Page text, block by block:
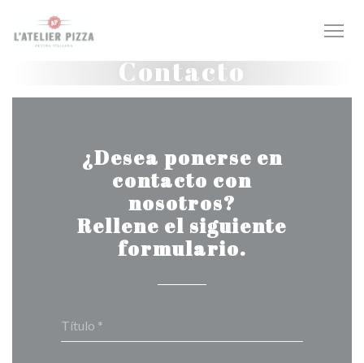
Contacto
¿Desea ponerse en
contacto con
nosotros?
Rellene el siguiente
formulario.